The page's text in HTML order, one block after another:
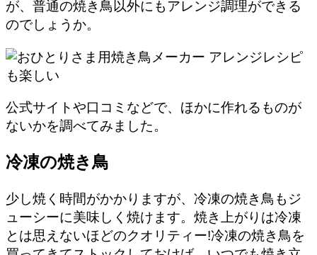
が、普通の焼き鳥以外にもアレンジ調理ができる
のでしょうか。
公式サイトや口コミなどで、ほかに作れるものが
ないかを調べてみました。
冷凍の焼き鳥
少し焼く時間がかかりますが、冷凍の焼き鳥もジ
ューシーに美味しく焼けます。焼き上がりは冷凍
とは思えないほどのクオリティー!冷凍の焼き鳥を